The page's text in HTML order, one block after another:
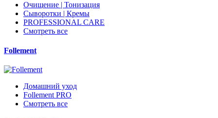
Очищение | Тонизация
Сыворотки | Кремы
PROFESSIONAL CARE
Смотреть все
Follement
Домашний уход
Follement PRO
Смотреть все